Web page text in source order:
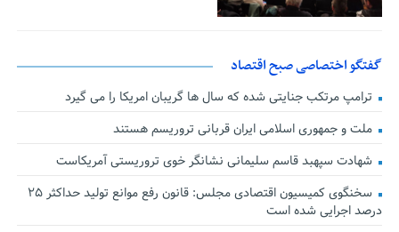
گفتگو اختصاصی صبح اقتصاد
ترامپ مرتکب جنایتی شده که سال ها گریبان امریکا را می گیرد
ملت و جمهوری اسلامی ایران قربانی تروریسم هستند
شهادت سپهبد قاسم سلیمانی نشانگر خوی تروریستی آمریکاست
سخنگوی کمیسیون اقتصادی مجلس: قانون رفع موانع تولید حداکثر ۲۵
درصد اجرایی شده است